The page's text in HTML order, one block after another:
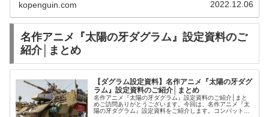
kopenguin.com 2022.12.06
名作アニメ『太陽の牙ダグラム』設定資料のご
紹介│まとめ
【ダグラム設定資料】名作アニメ『太陽の牙ダグ
ラム』設定資料のご紹介│まとめ
名作アニメ『太陽の牙ダグラム』設定資料のご紹介│まと
めご訪問ありがとうございます。今回は、名作アニメ『太
陽の牙ダグラム』設定資料をご紹介します。コンバットア